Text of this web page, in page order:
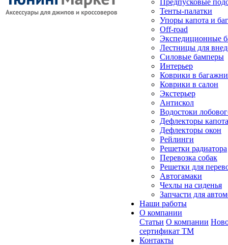
Предпусковые
Тенты-палатки
Упоры капота и
Off-road
Экспедиционные
Лестницы для
Силовые бамперы
Интерьер
Коврики в
Коврики в салон
Экстерьер
Антискол
Водостоки
Дефлекторы капота
Дефлекторы окон
Рейлинги
Решетки радиатора
Перевозка собак
Решетки для
Автогамаки
Чехлы на сиденья
Запчасти для
Наши работы
О компании
Статьи О компании
сертификат ТМ
Контакты